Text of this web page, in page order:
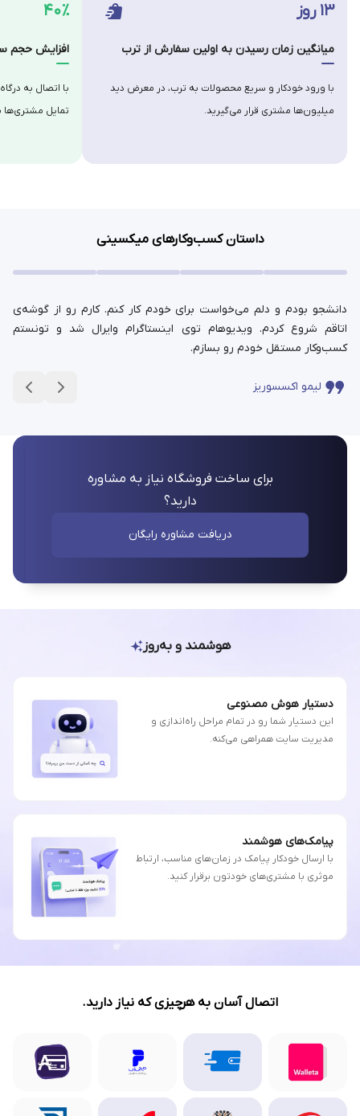
۴۰٪
افزایش حجم
با اتصال به
تمایل
۱۳ روز
میانگین زمان رسیدن به اولین سفارش از ترب
با ورود خودکار و سریع محصولات به ترب، در معرض دید
میلیون‌ها مشتری قرار می‌گیرید.
داستان کسب‌وکارهای میکسینی
دانشجو بودم و دلم می‌خواست برای خودم کار کنم. کارم رو از گوشه‌ی
اتاقم شروع کردم. ویدیوهام توی اینستاگرام وایرال شد و تونستم
کسب‌وکار مستقل خودم رو بسازم.
لیمو اکسسوریز
برای ساخت فروشگاه نیاز به مشاوره
دارید؟
دریافت مشاوره رایگان
هوشمند و به‌روز
دستیار هوش مصنوعی
این دستیار شما رو در تمام مراحل راه‌اندازی و
مدیریت سایت همراهی می‌کنه.
پیامک‌های هوشمند
با ارسال خودکار پیامک در زمان‌های مناسب، ارتباط
موثری با مشتری‌های خودتون برقرار کنید.
اتصال آسان به هرچیزی که نیاز دارید.